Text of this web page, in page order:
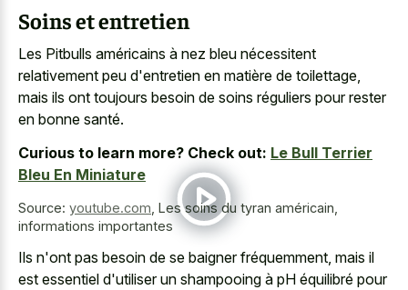
Soins et entretien
Les Pitbulls américains à nez bleu nécessitent
relativement peu d'entretien en matière de toilettage,
mais ils ont toujours besoin de soins réguliers pour rester
en bonne santé.
Curious to learn more? Check out: Le Bull Terrier
Bleu En Miniature
Source: youtube.com Les soins du tyran américain,
informations importantes
Ils n'ont pas besoin de se baigner fréquemment, mais il
est essentiel d'utiliser un shampooing à pH équilibré pour